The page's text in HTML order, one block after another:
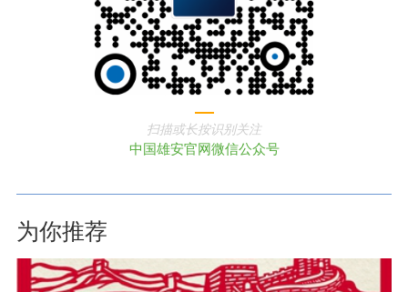
扫描或长按识别关注
中国雄安官网微信公众号
为你推荐